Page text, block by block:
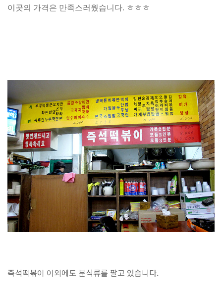
이곳의 가격은 만족스러웠습니다. ㅎㅎㅎ
즉석떡볶이 이외에도 분식류를 팔고 있습니다.